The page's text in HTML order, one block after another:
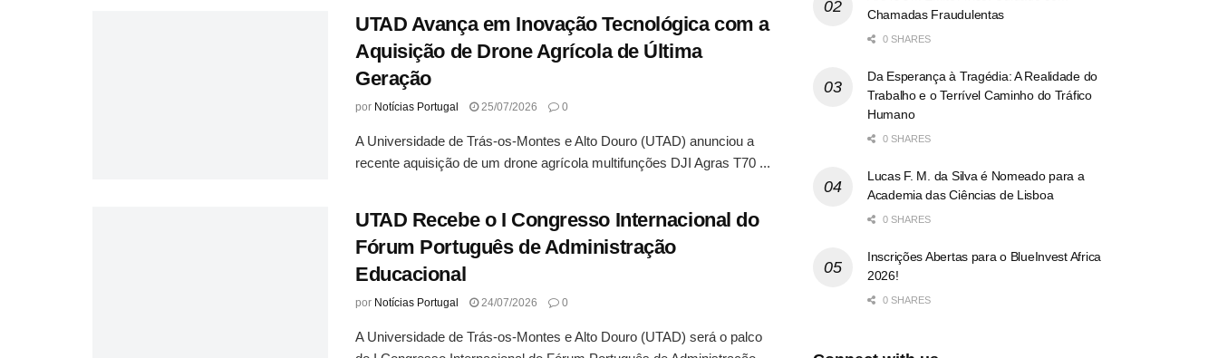
UTAD Avança em Inovação Tecnológica com a
Aquisição de Drone Agrícola de Última
Geração
por Notícias Portugal 25/07/2026 0
A Universidade de Trás-os-Montes e Alto Douro (UTAD) anunciou a
recente aquisição de um drone agrícola multifunções DJI Agras T70 ...
UTAD Recebe o I Congresso Internacional do
Fórum Português de Administração
Educacional
por Notícias Portugal 24/07/2026 0
A Universidade de Trás-os-Montes e Alto Douro (UTAD) será o palco
Chamadas Fraudulentas
0 SHARES
Da Esperança à Tragédia: A Realidade do
Trabalho e o Terrível Caminho do Tráfico
Humano
0 SHARES
Lucas F. M. da Silva é Nomeado para a
Academia das Ciências de Lisboa
0 SHARES
Inscrições Abertas para o BlueInvest Africa
2026!
0 SHARES